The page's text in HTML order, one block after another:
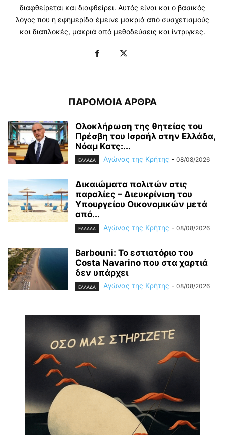
διαφθείρεται και διαφθείρει. Αυτός είναι και ο βασικός
λόγος που η εφημερίδα έμεινε μακριά από συσχετισμούς
και διαπλοκές, μακριά από μεθοδεύσεις και ίντριγκες.
ΠΑΡΟΜΟΙΑ ΑΡΘΡΑ
Ολοκλήρωση της θητείας του
Πρέσβη του Ισραήλ στην Ελλάδα,
Νόαμ Κατς:...
ΕΛΛΑΔΑ Αγώνας της Κρήτης - 08/08/2026
Δικαιώματα πολιτών στις
παραλίες – Διευκρίνιση του
Υπουργείου Οικονομικών μετά
από...
ΕΛΛΑΔΑ Αγώνας της Κρήτης - 08/08/2026
Barbouni: Το εστιατόριο του
Costa Navarino που στα χαρτιά
δεν υπάρχει
ΕΛΛΑΔΑ Αγώνας της Κρήτης - 08/08/2026